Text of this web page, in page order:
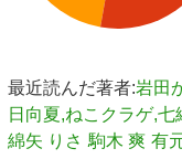
最近読んだ著者:岩田
日向夏,ねこクラゲ,七
綿矢 りさ 駒木 爽 有